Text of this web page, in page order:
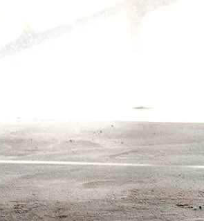
Инструкция
Клематиса Семенами
Семян